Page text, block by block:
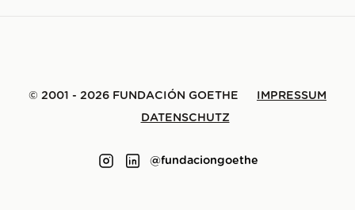
© 2001 - 2026 FUNDACIÓN GOETHE
IMPRESSUM
DATENSCHUTZ
@fundaciongoethe